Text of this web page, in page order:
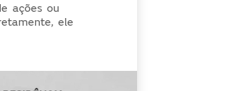
ações ou
ele